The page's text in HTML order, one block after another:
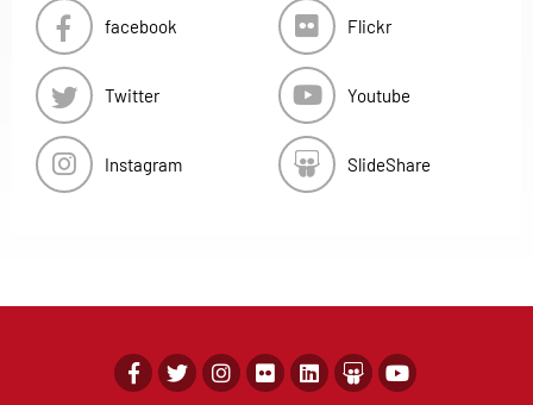
facebook
Twitter
Instagram
Flickr
Youtube
SlideShare